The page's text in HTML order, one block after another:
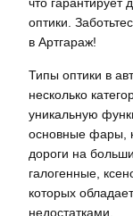
что гарантирует
оптики.
в Артгараж!
Типы оптики в
несколько
уникальную
основные фары,
дороги на
галогенные,
которых
недостатками.